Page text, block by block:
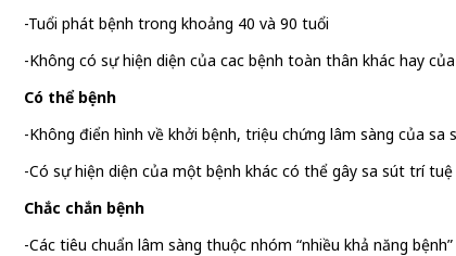
-Tuổi phát bệnh trong khoảng 40 và 90 tuổi
-Không có sự hiện diện của cac bệnh toàn thân khác hay
Có thể bệnh
-Không điển hình về khởi bệnh, triệu chứng lâm sàng của sa
-Có sự hiện diện của một bệnh khác có thể gây sa sút trí tuệ
Chắc chắn bệnh
-Các tiêu chuẩn lâm sàng thuộc nhóm “nhiều khả năng bệnh”